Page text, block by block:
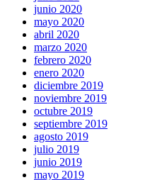
junio 2020
mayo 2020
abril 2020
marzo 2020
febrero 2020
enero 2020
diciembre 2019
noviembre 2019
octubre 2019
septiembre 2019
agosto 2019
julio 2019
junio 2019
mayo 2019